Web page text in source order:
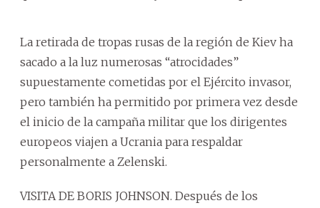
La retirada de tropas rusas de la región de Kiev ha
sacado a la luz numerosas “atrocidades”
supuestamente cometidas por el Ejército invasor,
pero también ha permitido por primera vez desde
el inicio de la campaña militar que los dirigentes
europeos viajen a Ucrania para respaldar
personalmente a Zelenski.
VISITA DE BORIS JOHNSON. Después de los